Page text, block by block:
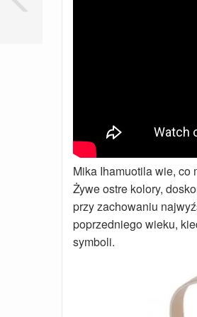
Mika Ihamuotila wie, co
Żywe ostre kolory,
przy zachowaniu
poprzedniego wieku,
symboli.